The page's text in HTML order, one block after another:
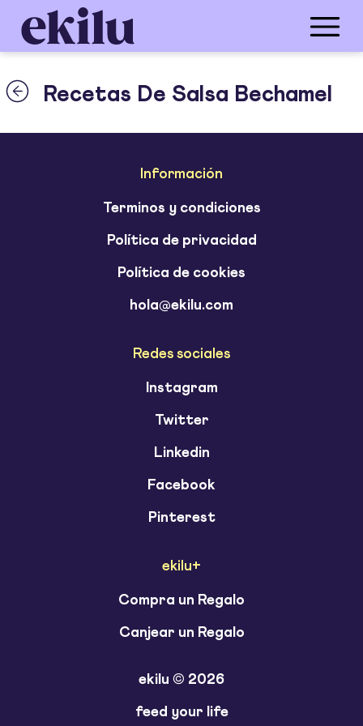
Recetas De Salsa Bechamel
Información
Terminos y condiciones
Política de privacidad
Política de cookies
hola@ekilu.com
Redes sociales
Instagram
Twitter
Linkedin
Facebook
Pinterest
ekilu+
Compra un Regalo
Canjear un Regalo
ekilu © 2026
feed your life